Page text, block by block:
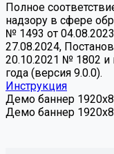
Полное
надзору в сфере
№ 1493 от
27.08.2024,
20.10.2021 № 1802
года (версия 9.0.0).
Инструкция
Демо баннер
Демо баннер